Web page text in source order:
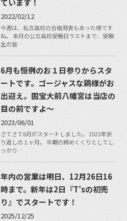
ています！
2022/02/12
今週は、私立高校の合格発表もあった様です
ね。 来月の公立高校受験日ラストまで、受験
生の皆…
6月も恒例のお１日参りからスタ
ートです。ゴージャスな鶏様がお
出迎え。国宝大前八幡宮は当店の
目の前ですよ〜
2023/06/01
さてさて6月がスタートしました。 2023年折
り返しの１ヶ月。 半期の締めくくりとしてし
っかり…
年内の営業は明日、12月26日16
時まで。新年は2日『T’sの初売
り』でスタートです！
2025/12/25